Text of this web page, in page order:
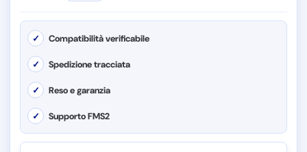
✓ Compatibilità verificabile
✓ Spedizione tracciata
✓ Reso e garanzia
✓ Supporto FMS2